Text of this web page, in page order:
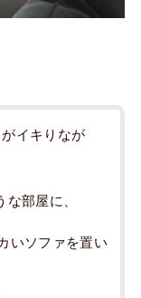
がイキりなが
な部屋に、
いソファを置い